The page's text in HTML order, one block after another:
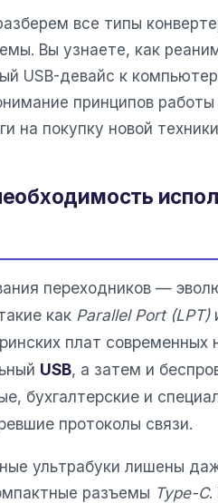
все типы
Вы узнаете, как
USB-девайс к
принципов работы
на покупку новой
переходников —
как Parallel Port (LPT)
плат
USB, а затем и
бухгалтерские и
протоколы связи.
ультрабуки лишены
разъемы Type-C.